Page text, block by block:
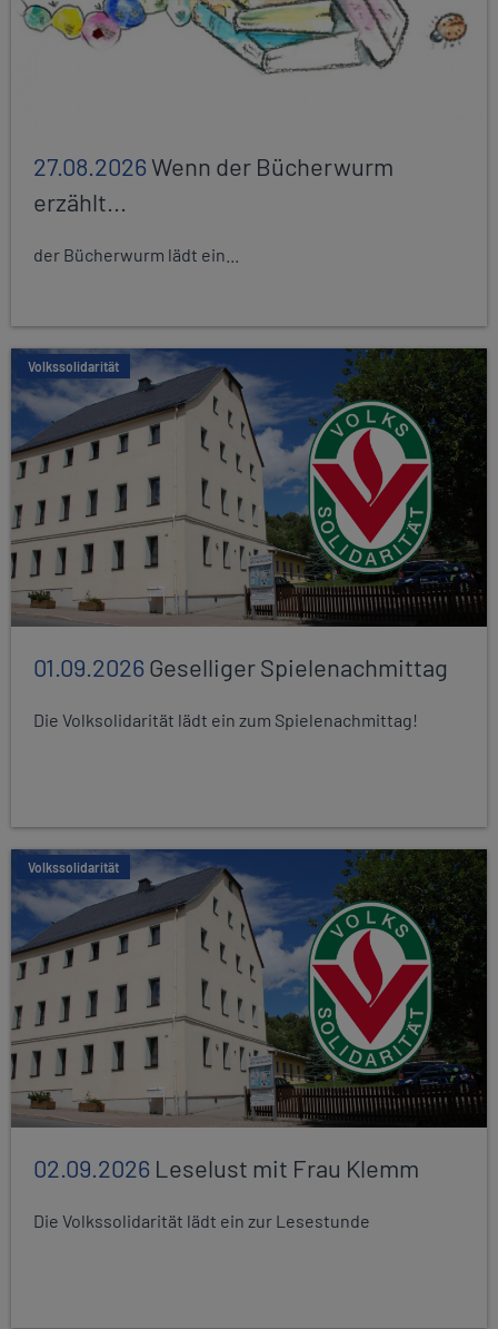
27.08.2026Wenn der Bücherwurm
erzählt...
der Bücherwurm lädt ein...
Volkssolidarität
01.09.2026Geselliger Spielenachmittag
Die Volksolidarität lädt ein zum Spielenachmittag!
Volkssolidarität
02.09.2026 Leselust mit Frau Klemm
Die Volkssolidarität lädt ein zur Lesestunde